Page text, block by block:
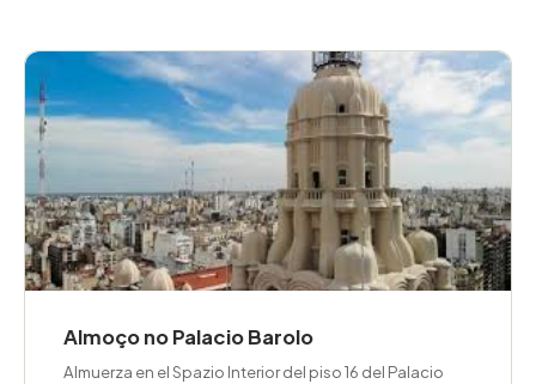
Almoço no Palacio Barolo
Almuerza en el Spazio Interior del piso 16 del Palacio